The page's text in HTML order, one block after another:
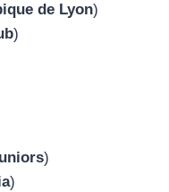
de Lyon)
)
)
)